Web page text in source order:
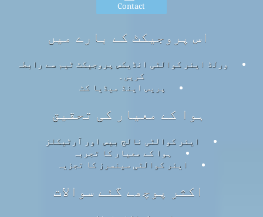
Contact
اس پروجیکٹ کے بارے میں
ورلڈ ایئر کوالٹی انڈیکس پروجیکٹ ٹیم سے رابطہ
کریں۔
پریس اینڈ میڈیا کٹ
ہوا کے معیار کی تحقیق
ایئر کوالٹی نالج بیس اور آرٹیکلز
ہوا کے معیار کا تجربہ
ایئر کوالٹی سینسرز کا تجزیہ
اکثر پوچھے گئے سوالات